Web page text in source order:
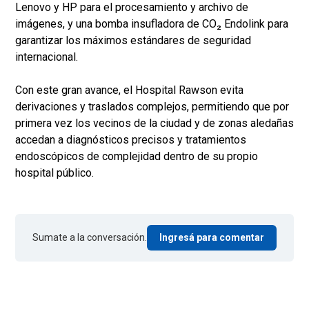
Lenovo y HP para el procesamiento y archivo de
imágenes, y una bomba insufladora de CO₂ Endolink para
garantizar los máximos estándares de seguridad
internacional.
Con este gran avance, el Hospital Rawson evita
derivaciones y traslados complejos, permitiendo que por
primera vez los vecinos de la ciudad y de zonas aledañas
accedan a diagnósticos precisos y tratamientos
endoscópicos de complejidad dentro de su propio
hospital público.
Sumate a la conversación. Ingresá para comentar